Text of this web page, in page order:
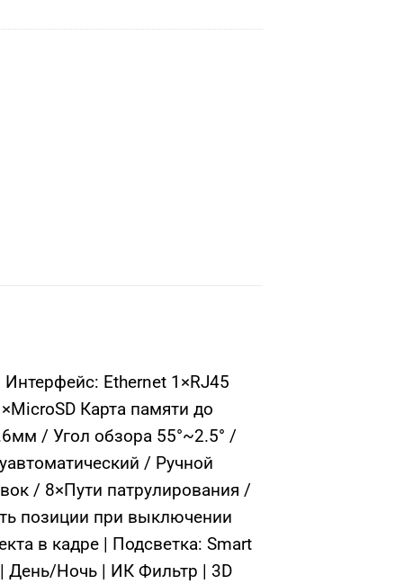
Ethernet 1×RJ45
Карта памяти до
/ Угол обзора 55°~2.5° /
/ Ручной
/ 8×Пути патрулирования /
позиции при выключении
в кадре | Подсветка: Smart
День/Ночь | ИК Фильтр | 3D